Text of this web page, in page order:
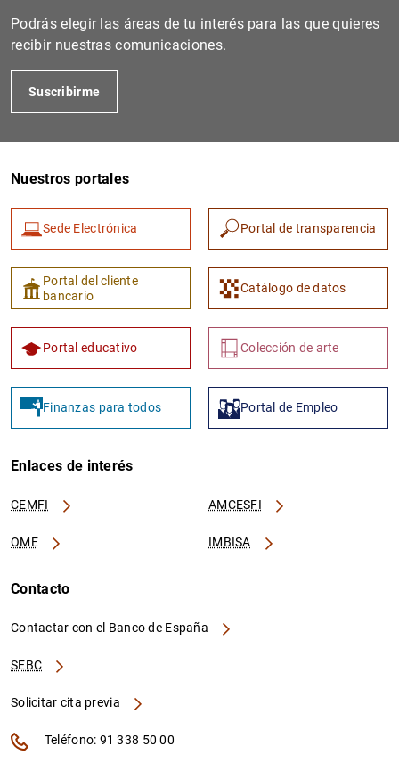
Podrás elegir las áreas de tu interés para las que quieres
recibir nuestras comunicaciones.
Suscribirme
Nuestros portales
Sede Electrónica Portal de transparencia
Portal del cliente
bancario
Catálogo de datos
Portal educativo Colección de arte
Finanzas para todos Portal de Empleo
Enlaces de interés
CEMFI AMCESFI
OME IMBISA
Contacto
Contactar con el Banco de España
SEBC
Solicitar cita previa
Teléfono: 91 338 50 00